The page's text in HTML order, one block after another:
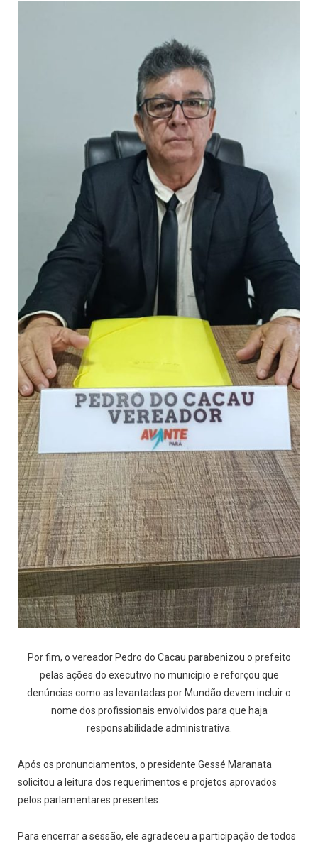
Por fim, o vereador Pedro do Cacau parabenizou o prefeito
pelas ações do executivo no município e reforçou que
denúncias como as levantadas por Mundão devem incluir o
nome dos profissionais envolvidos para que haja
responsabilidade administrativa.
Após os pronunciamentos, o presidente Gessé Maranata
solicitou a leitura dos requerimentos e projetos aprovados
pelos parlamentares presentes.
Para encerrar a sessão, ele agradeceu a participação de todos